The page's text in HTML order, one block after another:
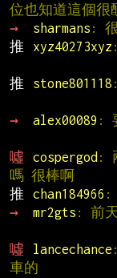
位也知道這個很
→
sharmans :
推
xyz40273xyz
推
stone801118
→
alex00089 :
噓
cospergod :
嗎 很棒啊
推
chan184966 :
→
mr2gts : 前
噓
lancechance
車的